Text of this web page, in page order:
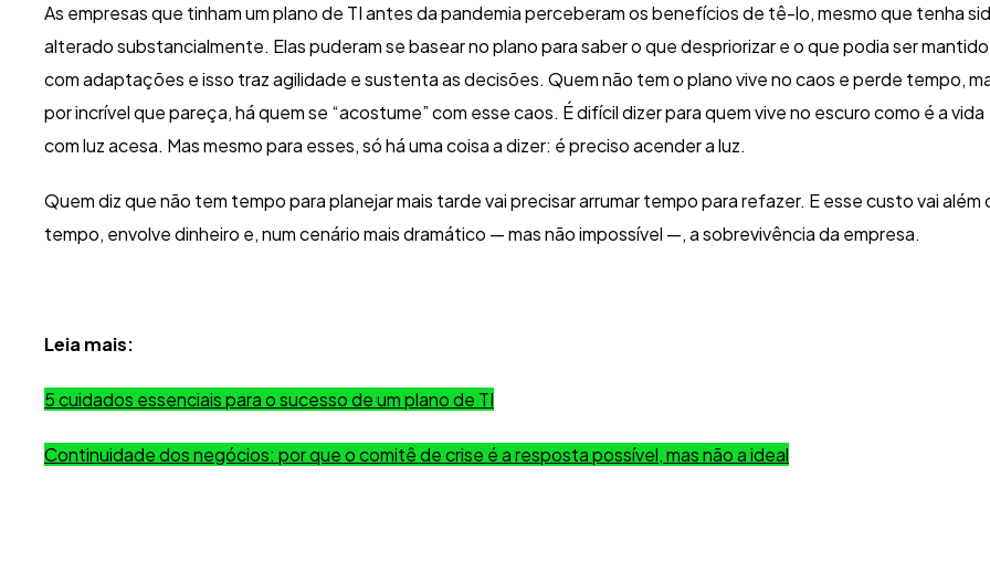
As empresas que tinham um plano de TI antes da pandemia perceberam os benefícios de tê-lo, mesmo que tenha
alterado substancialmente. Elas puderam se basear no plano para saber o que despriorizar e o que podia ser mantido
com adaptações e isso traz agilidade e sustenta as decisões. Quem não tem o plano vive no caos e perde tempo,
por incrível que pareça, há quem se “acostume” com esse caos. É difícil dizer para quem vive no escuro como é a vida
com luz acesa. Mas mesmo para esses, só há uma coisa a dizer: é preciso acender a luz.
Quem diz que não tem tempo para planejar mais tarde vai precisar arrumar tempo para refazer. E esse custo vai além
tempo, envolve dinheiro e, num cenário mais dramático — mas não impossível —, a sobrevivência da empresa.
Leia mais:
5 cuidados essenciais para o sucesso de um plano de TI
Continuidade dos negócios: por que o comitê de crise é a resposta possível, mas não a ideal